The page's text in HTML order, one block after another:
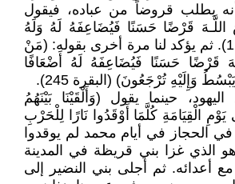
أنه يطلب قروضاً من عباده، فيقول
قَرْضًا حَسَنًا فَيُضَاعِفَهُ لَهُ وَلَهُ
أَجْرٌ كَرِيمٌ) (الحديد 11). ثم يؤكد لنا مرة أخرى بقوله: (مَنْ
قَرْضًا حَسَنًا فَيُضَاعِفَهُ لَهُ أَضْعَافًا
وَإِلَيْهِ تُرْجَعُونَ) (البقرة 245).
حينما يقول (وَأَلْقَيْنَا بَيْنَهُمُ
يَوْمِ الْقِيَامَةِ كُلَّمَا أَوْقَدُوا نَارًا لِلْحَرْبِ
في الحجاز في أيام محمد لم يوقدوا
الذي غزا بني قريظة في المدينة
مع أعدائه. ثم أجلى بني النضير إلى